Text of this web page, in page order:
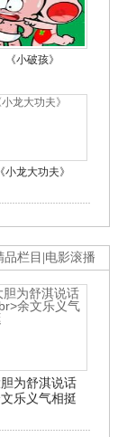
《小破孩》
《小龙大功夫》
品栏目 电影滚播
为舒淇说话
乐义气相挺